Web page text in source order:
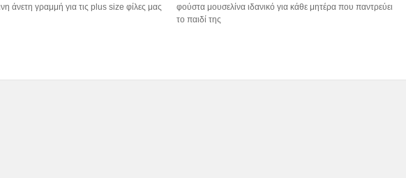
άνετη γραμμή για τις plus size φίλες μας
φούστα μουσελίνα ιδανικό για κάθε μητέρα που παντρεύει
το παιδί της